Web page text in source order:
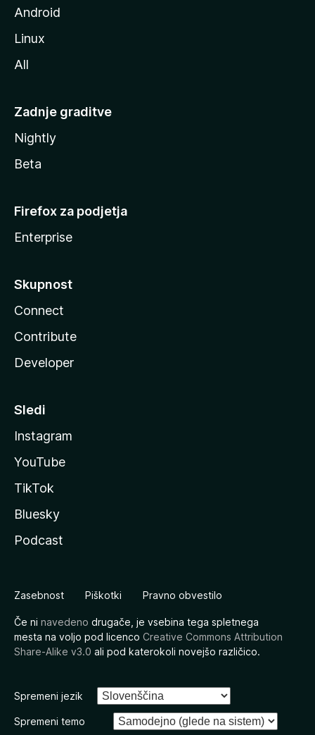
Android
Linux
All
Zadnje graditve
Nightly
Beta
Firefox za podjetja
Enterprise
Skupnost
Connect
Contribute
Developer
Sledi
Instagram
YouTube
TikTok
Bluesky
Podcast
Zasebnost Piškotki Pravno obvestilo
Če ni navedeno drugače, je vsebina tega spletnega
mesta na voljo pod licenco Creative Commons Attribution
Share-Alike v3.0 ali pod katerokoli novejšo različico.
Spremeni jezik
Spremeni temo